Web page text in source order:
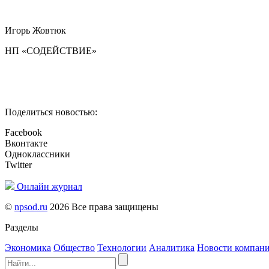
Игорь Жовтюк
НП «СОДЕЙСТВИЕ»
Поделиться новостью:
Facebook
Вконтакте
Одноклассники
Twitter
Онлайн журнал
© npsod.ru 2026 Все права защищены
Разделы
Экономика Общество Технологии Аналитика Новости